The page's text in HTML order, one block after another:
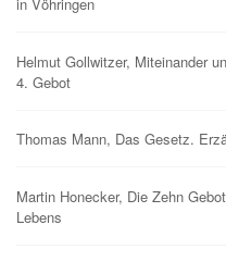
Helmut Gollwitzer, Miteinander
4. Gebot
Thomas Mann, Das Gesetz.
Martin Honecker, Die Zehn
Lebens